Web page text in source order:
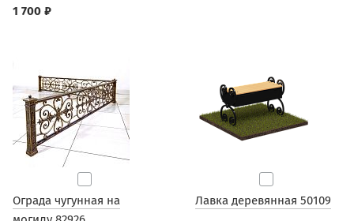
1 700 ₽
Ограда чугунная на
Лавка деревянная 50109